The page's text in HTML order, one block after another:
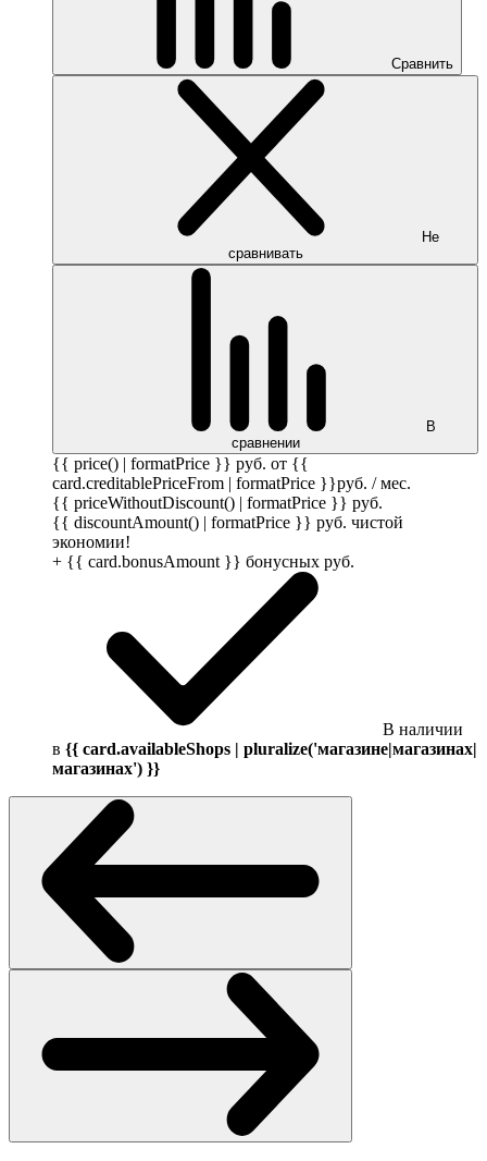
Сравнить
Не
сравнивать
В
сравнении
{{ price() | formatPrice }} руб. от {{
card.creditablePriceFrom | formatPrice }}руб. / мес.
{{ priceWithoutDiscount() | formatPrice }} руб.
{{ discountAmount() | formatPrice }} руб. чистой
экономии!
+ {{ card.bonusAmount }} бонусных руб.
В наличии
в {{ card.availableShops | pluralize('магазине|магазинах|
магазинах') }}